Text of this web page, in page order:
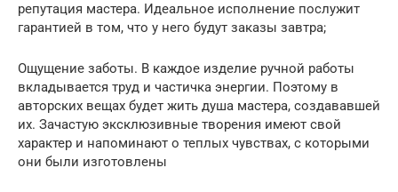
репутация мастера. Идеальное исполнение послужит
гарантией в том, что у него будут заказы завтра;
Ощущение заботы. В каждое изделие ручной работы
вкладывается труд и частичка энергии. Поэтому в
авторских вещах будет жить душа мастера, создававшей
их. Зачастую эксклюзивные творения имеют свой
характер и напоминают о теплых чувствах, с которыми
они были изготовлены